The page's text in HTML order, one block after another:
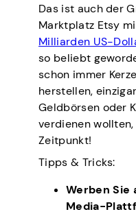
Das ist auch der
Marktplatz Etsy
Milliarden US-
so beliebt
schon immer
herstellen,
Geldbörsen oder
verdienen
Zeitpunkt!
Tipps & Tricks:
Werben Sie
Media-